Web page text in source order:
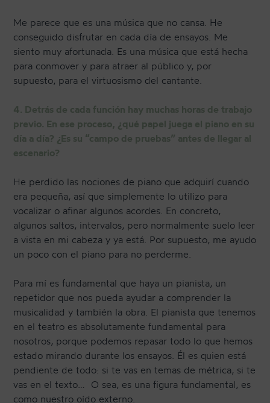
Me parece que es una música que no cansa. He
conseguido disfrutar en cada día de ensayos. Me
siento muy afortunada. Es una música que está hecha
para conmover y para atraer al público y, por
supuesto, para el virtuosismo del cantante.
4. Detrás de cada función hay muchas horas de trabajo
previo. En ese proceso, ¿qué papel juega el piano en su
día a día? ¿Es su “campo de pruebas” antes de llegar al
escenario?
He perdido las nociones de piano que adquirí cuando
era pequeña, así que simplemente lo utilizo para
vocalizar o afinar algunos acordes. En concreto,
algunos saltos, intervalos, pero normalmente suelo leer
a vista en mi cabeza y ya está. Por supuesto, me ayudo
un poco con el piano para no perderme.
Para mí es fundamental que haya un pianista, un
repetidor que nos pueda ayudar a comprender la
musicalidad y también la obra. El pianista que tenemos
en el teatro es absolutamente fundamental para
nosotros, porque podemos repasar todo lo que hemos
estado mirando durante los ensayos. Él es quien está
pendiente de todo: si te vas en temas de métrica, si te
vas en el texto… O sea, es una figura fundamental, es
como nuestro oído externo.